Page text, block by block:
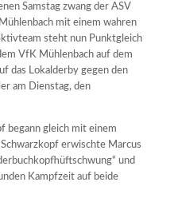
Samstag zwang der ASV
mit einem wahren
steht nun Punktgleich
VfK Mühlenbach auf dem
das Lokalderby gegen den
am Dienstag, den
begann gleich mit einem
erwischte Marcus
und
Kampfzeit auf beide